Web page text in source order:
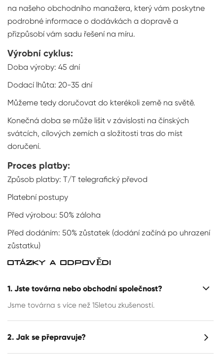
na našeho obchodního manažera, který vám poskytne
podrobné informace o dodávkách a dopravě a
přizpůsobí vám sadu řešení na míru.
Výrobní cyklus:
Doba výroby: 45 dní
Dodací lhůta: 20-35 dní
Můžeme tedy doručovat do kterékoli země na světě.
Konečná doba se může lišit v závislosti na čínských
svátcích, cílových zemích a složitosti tras do míst
doručení.
Proces platby:
Způsob platby: T/T telegrafický převod
Platební postupy
Před výrobou: 50% záloha
Před dodáním: 50% zůstatek (dodání začíná po uhrazení
zůstatku)
OTÁZKY A ODPOVĚDI
1. Jste továrna nebo obchodní společnost?
Jsme továrna s více než 15letou zkušeností.
2. Jak se přepravuje?